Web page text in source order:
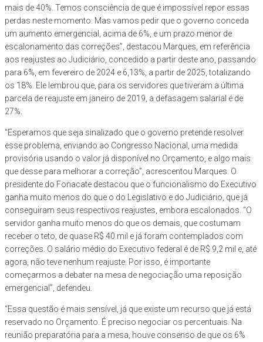
mais de 40%. Temos consciência de que é impossível repor essas
perdas neste momento. Mas vamos pedir que o governo conceda
um aumento emergencial, acima de 6%, e um prazo menor de
escalonamento das correções”, destacou Marques, em referência
aos reajustes ao Judiciário, concedido a partir deste ano, passando
para 6%, em fevereiro de 2024 e 6,13%, a partir de 2025, totalizando
os 18%. Ele lembrou que, para os servidores que tiveram a última
parcela de reajuste em janeiro de 2019, a defasagem salarial é de
27%.
“Esperamos que seja sinalizado que o governo pretende resolver
esse problema, enviando ao Congresso Nacional, uma medida
provisória usando o valor já disponível no Orçamento, e algo mais
que desse para melhorar a correção”, acrescentou Marques. O
presidente do Fonacate destacou que o funcionalismo do Executivo
ganha muito menos do que o do Legislativo e do Judiciário, que já
conseguiram seus respectivos reajustes, embora escalonados. “O
servidor ganha muito menos do que os demais, que costumam
receber o teto, de quase R$ 40 mil e já foram contemplados com
correções. O salário médio do Executivo federal é de R$ 9,2 mil e, até
agora, não teve nenhum reajuste. Por isso, é importante
começarmos a debater na mesa de negociação uma reposição
emergencial”, defendeu.
“Essa questão é mais sensível, já que existe um recurso que já está
reservado no Orçamento. É preciso negociar os percentuais. Na
reunião preparatória para a mesa, houve consenso de que os 6%